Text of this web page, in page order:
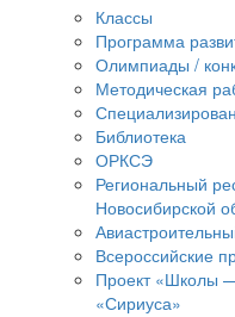
Классы
Программа
Олимпиады /
Методическая
Библиотека
ОРКСЭ
Региональный
Новосибирской
Всероссийские
Проект «Школы
«Сириуса»